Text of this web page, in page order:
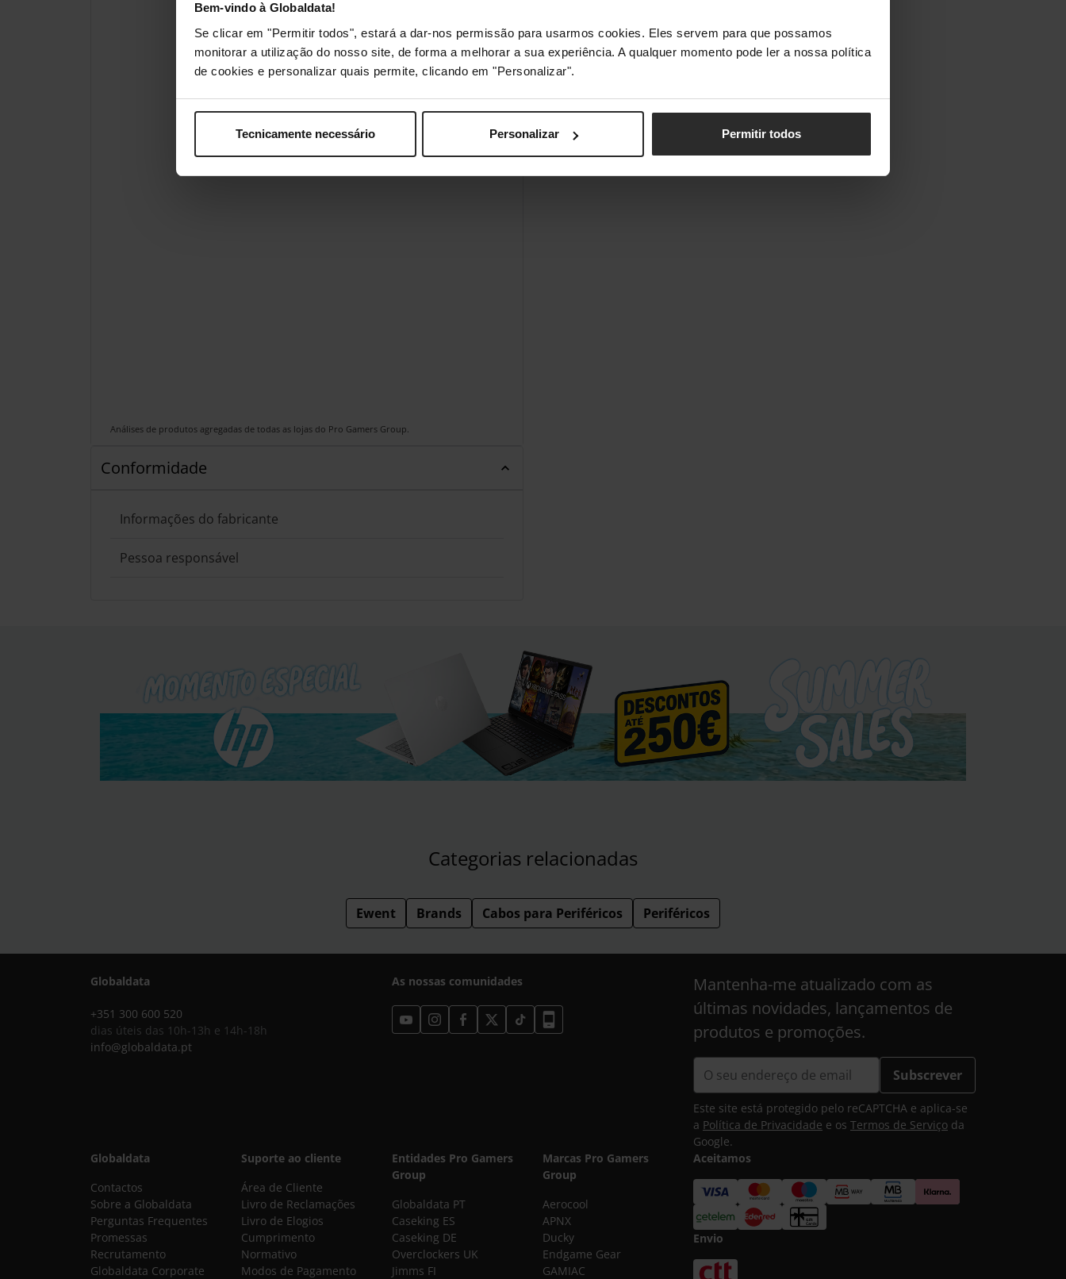
Bem-vindo à Globaldata!
Se clicar em "Permitir todos", estará a dar-nos permissão para usarmos cookies. Eles servem para que possamos
monitorar a utilização do nosso site, de forma a melhorar a sua experiência. A qualquer momento pode ler a nossa política
de cookies e personalizar quais permite, clicando em "Personalizar".
Tecnicamente necessário Personalizar Permitir todos
Análises de produtos agregadas de todas as lojas do Pro Gamers Group.
Conformidade
Informações do fabricante
Pessoa responsável
Categorias relacionadas
Ewent Brands Cabos para Periféricos Periféricos
Globaldata
+351 300 600 520
dias úteis das 10h-13h e 14h-18h
info@globaldata.pt
As nossas comunidades
Mantenha-me atualizado com as
últimas novidades, lançamentos de
produtos e promoções.
Subscrever
Este site está protegido pelo reCAPTCHA e aplica-se
a Política de Privacidade e os Termos de Serviço da
Google.
Globaldata
Contactos
Sobre a Globaldata
Perguntas Frequentes
Promessas
Recrutamento
Globaldata Corporate
Suporte ao cliente
Área de Cliente
Livro de Reclamações
Livro de Elogios
Cumprimento
Normativo
Modos de Pagamento
Entidades Pro Gamers
Group
Globaldata PT
Caseking ES
Caseking DE
Overclockers UK
Jimms FI
Marcas Pro Gamers
Group
Aerocool
APNX
Ducky
Endgame Gear
GAMIAC
Aceitamos
Envio